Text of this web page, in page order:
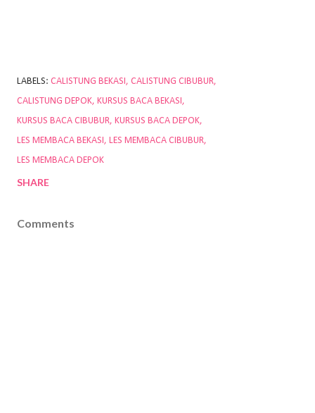
LABELS: CALISTUNG BEKASI
CALISTUNG CIBUBUR
CALISTUNG DEPOK KURSUS BACA BEKASI
KURSUS BACA CIBUBUR KURSUS BACA DEPOK
LES MEMBACA BEKASI
LES MEMBACA CIBUBUR
LES MEMBACA DEPOK
SHARE
Comments